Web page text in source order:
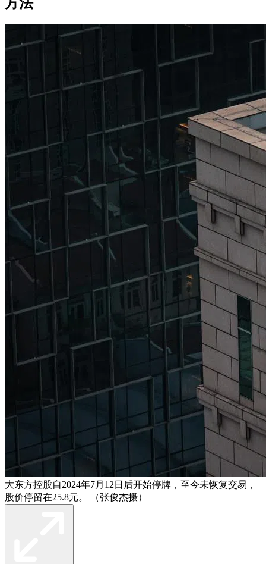
大东方控股自2024年7月12日后开始停牌，至今未恢复交易，
股价停留在25.8元。 （张俊杰摄）